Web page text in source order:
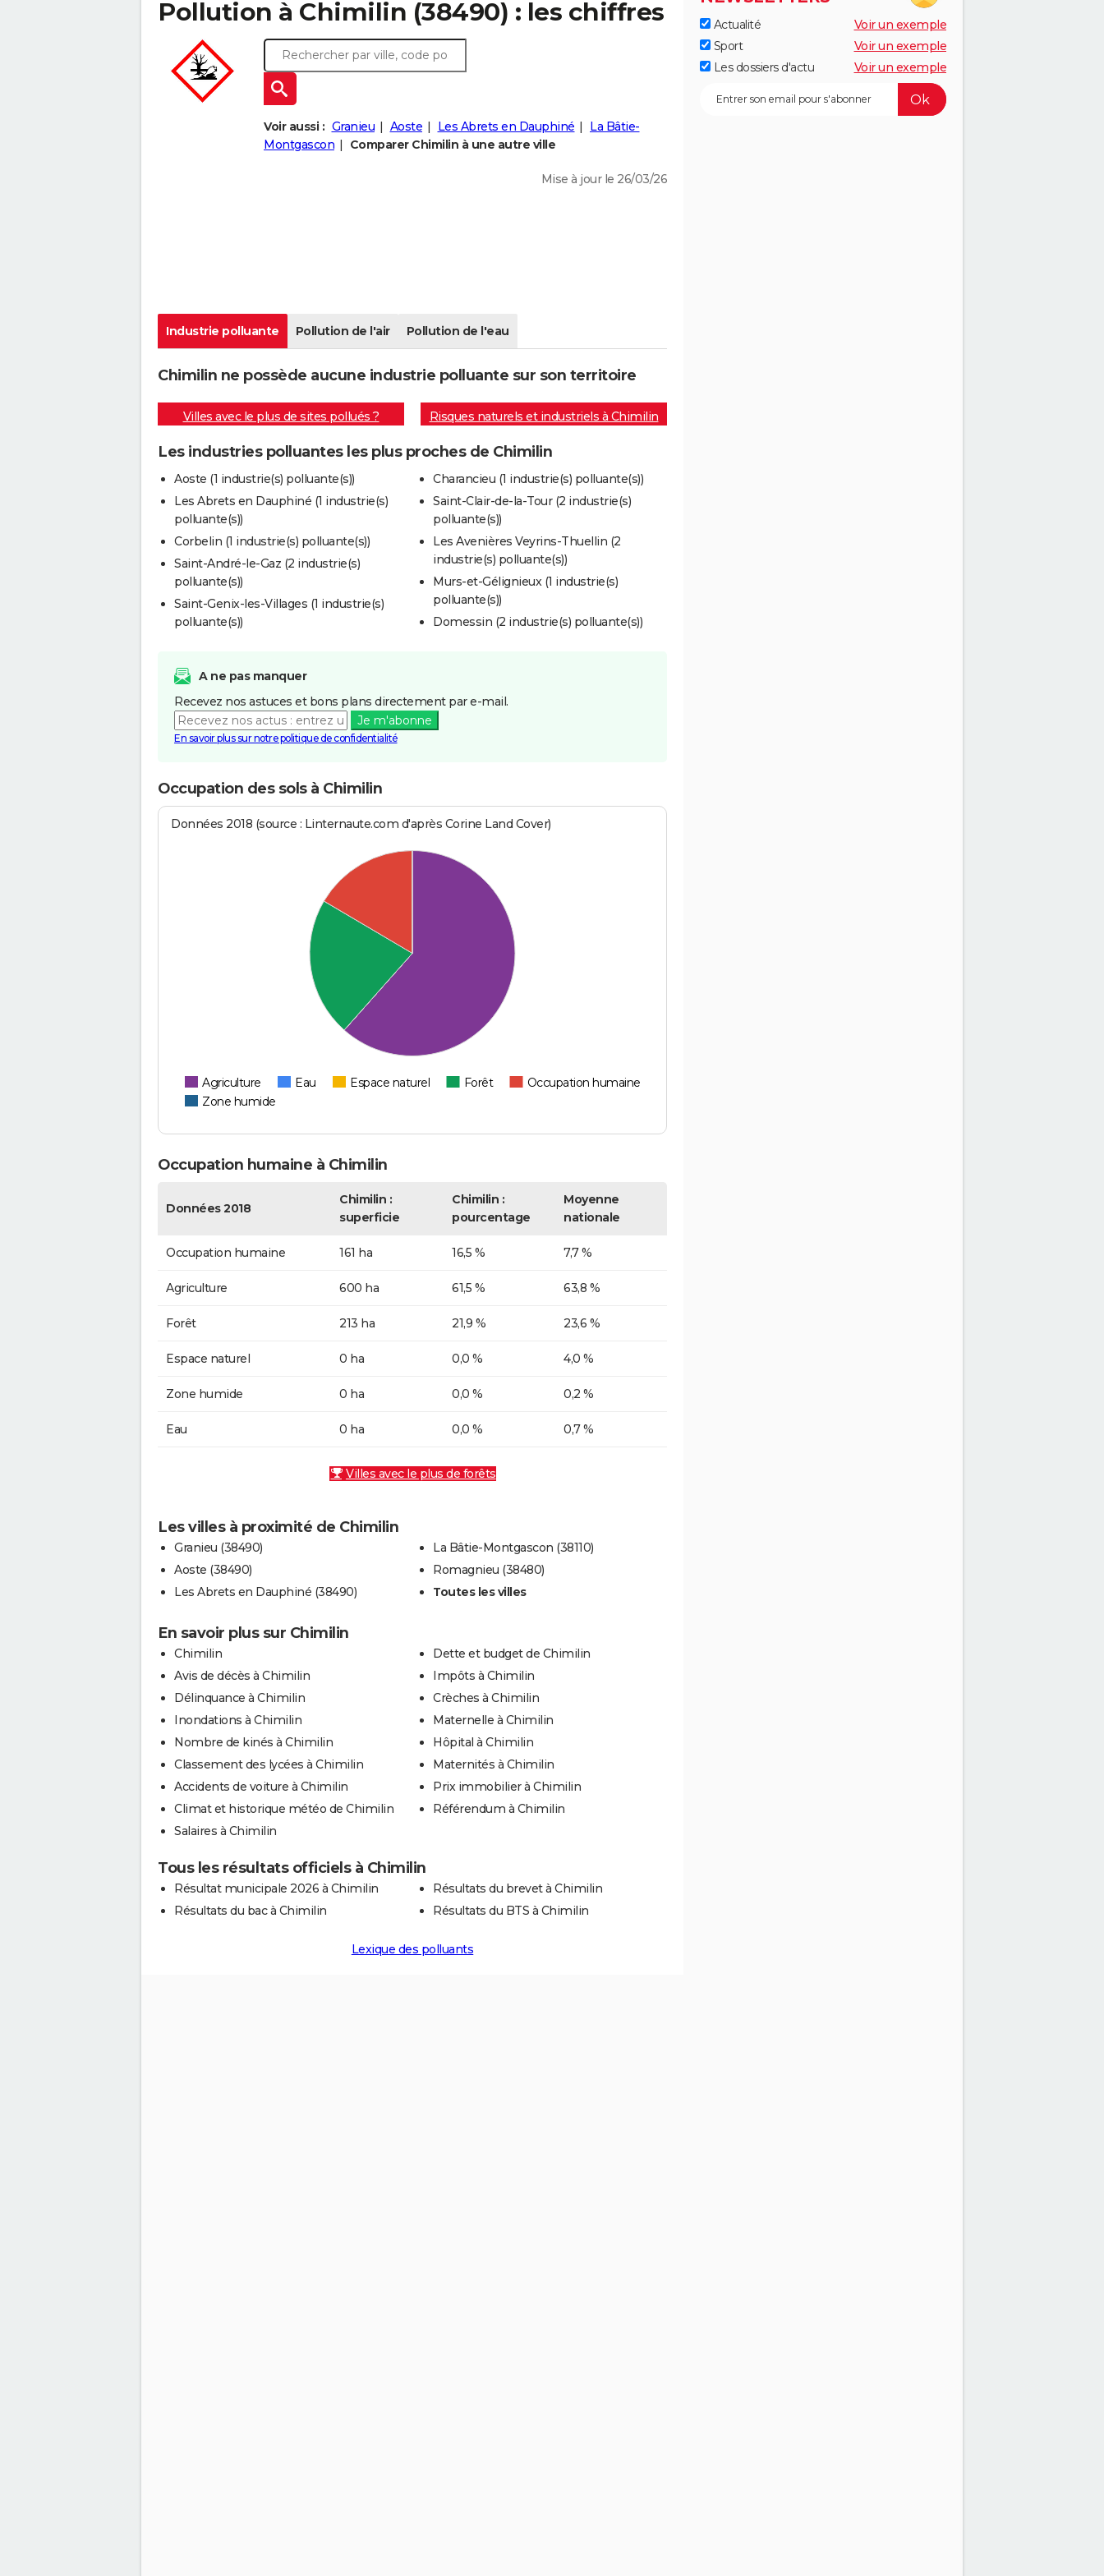
Pollution à Chimilin (38490) : les chiffres
Voir aussi : Granieu Aoste Les Abrets en Dauphiné
La Bâtie-
Montgascon
Comparer Chimilin à une autre ville
Mise à jour le 26/03/26
Industrie polluante Pollution de l'air Pollution de l'eau
Chimilin ne possède aucune industrie polluante sur son territoire
Villes avec le plus de sites pollués ? Risques naturels et industriels à Chimilin
Les industries polluantes les plus proches de Chimilin
Aoste (1 industrie(s) polluante(s))
Les Abrets en Dauphiné (1 industrie(s)
polluante(s))
Corbelin (1 industrie(s) polluante(s))
Saint-André-le-Gaz (2 industrie(s)
polluante(s))
Saint-Genix-les-Villages (1 industrie(s)
polluante(s))
Charancieu (1 industrie(s) polluante(s))
Saint-Clair-de-la-Tour (2 industrie(s)
polluante(s))
Les Avenières Veyrins-Thuellin (2
industrie(s) polluante(s))
Murs-et-Gélignieux (1 industrie(s)
polluante(s))
Domessin (2 industrie(s) polluante(s))
A ne pas manquer
Recevez nos astuces et bons plans directement par e-mail.
Je m'abonne
En savoir plus sur notre politique de confidentialité
Occupation des sols à Chimilin
Données 2018 (source : Linternaute.com d'après Corine Land Cover)
Agriculture Eau Espace naturel Forêt
Occupation humaine
Zone humide
Occupation humaine à Chimilin
Données 2018
Chimilin :
superficie
Chimilin :
pourcentage
Moyenne
nationale
Occupation humaine 161 ha 16,5 % 7,7 %
Agriculture 600 ha 61,5 % 63,8 %
Forêt 213 ha 21,9 % 23,6 %
Espace naturel 0 ha 0,0 % 4,0 %
Zone humide 0 ha 0,0 % 0,2 %
Eau 0 ha 0,0 % 0,7 %
Villes avec le plus de forêts
Les villes à proximité de Chimilin
Granieu (38490)
Aoste (38490)
Les Abrets en Dauphiné (38490)
La Bâtie-Montgascon (38110)
Romagnieu (38480)
Toutes les villes
En savoir plus sur Chimilin
Chimilin
Avis de décès à Chimilin
Délinquance à Chimilin
Inondations à Chimilin
Nombre de kinés à Chimilin
Classement des lycées à Chimilin
Accidents de voiture à Chimilin
Climat et historique météo de Chimilin
Salaires à Chimilin
Dette et budget de Chimilin
Impôts à Chimilin
Crèches à Chimilin
Maternelle à Chimilin
Hôpital à Chimilin
Maternités à Chimilin
Prix immobilier à Chimilin
Référendum à Chimilin
Tous les résultats officiels à Chimilin
Résultat municipale 2026 à Chimilin
Résultats du bac à Chimilin
Résultats du brevet à Chimilin
Résultats du BTS à Chimilin
Lexique des polluants
Actualité
Voir un exemple
Sport
Voir un exemple
Les dossiers d'actu
Voir un exemple